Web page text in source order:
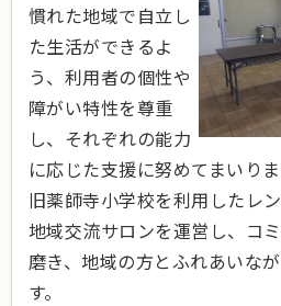
慣れた地域で自立し
た生活ができるよ
う、利用者の個性や
障がい特性を尊重
し、それぞれの能力
に応じた支援に努めてまいりま
旧薬師寺小学校を利用したレ
地域交流サロンを運営し、コ
磨き、地域の方とふれあいな
す。